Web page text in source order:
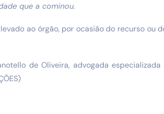
que a cominou.
ao órgão, por ocasião do recurso ou
de Oliveira, advogada